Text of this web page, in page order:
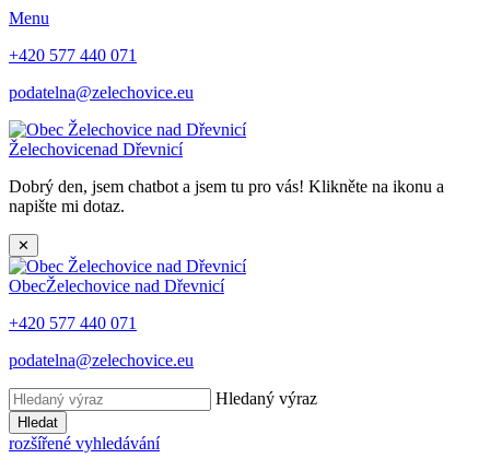
Menu
+420 577 440 071
podatelna@zelechovice.eu
Želechovicenad Dřevnicí
Dobrý den, jsem chatbot a jsem tu pro vás! Klikněte na ikonu a
napište mi dotaz.
✕
ObecŽelechovice nad Dřevnicí
+420 577 440 071
podatelna@zelechovice.eu
Hledaný výraz
Hledat
rozšířené vyhledávání